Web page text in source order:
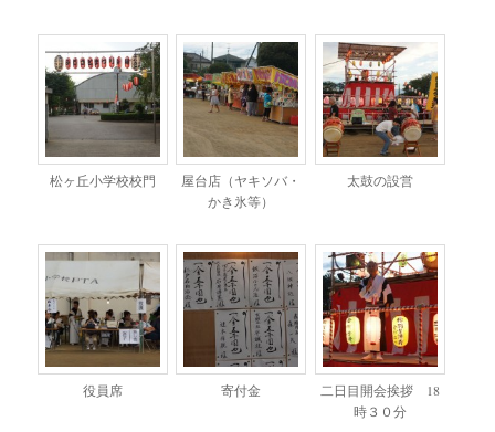
松ヶ丘小学校校門
屋台店（ヤキソバ・
かき氷等）
太鼓の設営
役員席 寄付金
二日目開会挨拶 18
時３０分